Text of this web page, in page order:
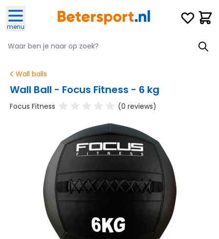
menu
Zoeken
Verlanglijst
Wall balls
Wall Ball - Focus Fitness - 6 kg
Focus Fitness (0 reviews)